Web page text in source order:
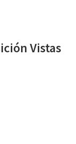
Vistas